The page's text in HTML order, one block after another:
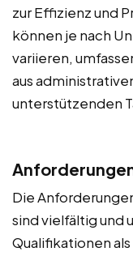
zur Effizienz und
können je nach
variieren,
aus
unterstützenden
Die
sind vielfältig und
Qualifikationen